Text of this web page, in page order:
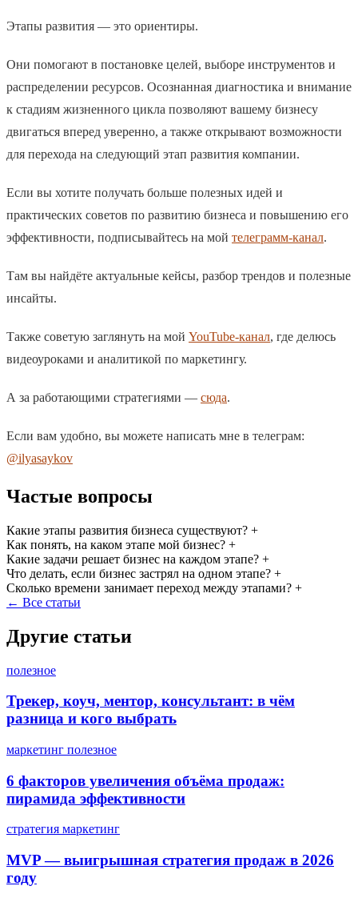
Этапы развития — это ориентиры.
Они помогают в постановке целей, выборе инструментов и
распределении ресурсов. Осознанная диагностика и внимание
к стадиям жизненного цикла позволяют вашему бизнесу
двигаться вперед уверенно, а также открывают возможности
для перехода на следующий этап развития компании.
Если вы хотите получать больше полезных идей и
практических советов по развитию бизнеса и повышению его
эффективности, подписывайтесь на мой телеграмм-канал.
Там вы найдёте актуальные кейсы, разбор трендов и полезные
инсайты.
Также советую заглянуть на мой YouTube-канал, где делюсь
видеоуроками и аналитикой по маркетингу.
А за работающими стратегиями — сюда.
Если вам удобно, вы можете написать мне в телеграм:
@ilyasaykov
Частые вопросы
Какие этапы развития бизнеса существуют? +
Как понять, на каком этапе мой бизнес? +
Какие задачи решает бизнес на каждом этапе? +
Что делать, если бизнес застрял на одном этапе? +
Сколько времени занимает переход между этапами? +
← Все статьи
Другие статьи
полезное
Трекер, коуч, ментор, консультант: в чём
разница и кого выбрать
маркетинг полезное
6 факторов увеличения объёма продаж:
пирамида эффективности
стратегия маркетинг
MVP — выигрышная стратегия продаж в 2026
году